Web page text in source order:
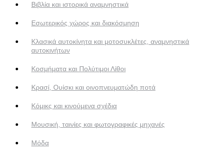
Βιβλία και ιστορικά αναμνηστικά
Εσωτερικός χώρος και διακόσμηση
Κλασικά αυτοκίνητα και μοτοσυκλέτες, αναμνηστικά
αυτοκινήτων
Κοσμήματα και Πολύτιμοι Λίθοι
Κρασί, Ουίσκι και οινοπνευματώδη ποτά
Κόμικς και κινούμενα σχέδια
Μουσική, ταινίες και φωτογραφικές μηχανές
Μόδα